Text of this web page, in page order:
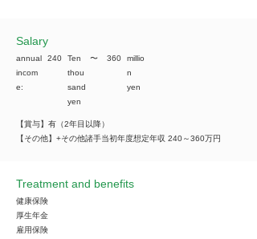
​Salary
annual
incom
e:
240
Ten
thou
sand
yen
​〜 360
millio
n
yen
【賞与】有（2年目以降）
【その他】+その他諸手当初年度想定年収 240～360万円
Treatment and benefits
健康保険
厚生年金
雇用保険